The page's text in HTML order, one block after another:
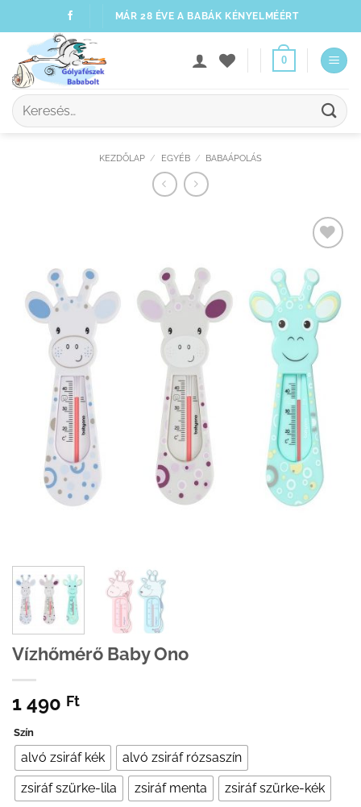
to
content
MÁR 28 ÉVE A BABÁK KÉNYELMÉÉRT
0
Keresés
a
KEZDŐLAP / EGYÉB / BABAÁPOLÁS
adom
Vízhőmérő Baby Ono
1 490 Ft
Szín
alvó zsiráf kék
alvó zsiráf rózsaszín
zsiráf szürke-lila
zsiráf menta zsiráf szürke-kék